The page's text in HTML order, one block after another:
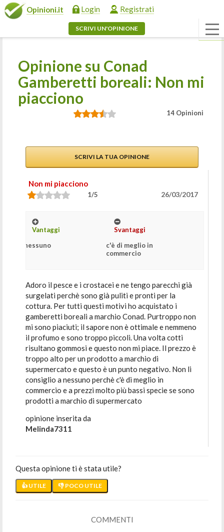
Opinioni.it Login Registrati
SCRIVI UN'OPINIONE
Opinione su Conad
Gamberetti boreali: Non mi
piacciono
14 Opinioni
SCRIVI LA TUA OPINIONE
Non mi piacciono
1/5 26/03/2017
Vantaggi
nessuno
Svantaggi
c'è di meglio in
commercio
Adoro il pesce e i crostacei e ne tengo parecchi già
surgelati perchè sono già puliti e pronti per la
cottura. Per tutti questi motivi ho acquistato i
gamberetti boreali a marchio Conad. Purtroppo non
mi sono piaciuti; il sapore non è ottimale e nemmeno
il profumo e sono troppo piccoli. Una volta cotti
risultano gommosi e questo non mi piace. Il prezzo è
troppo alto per un prodotto a marchio di
supermercato e questo è un punto negativo. Non li
consiglio a nessuno perchè c'è di meglio in
commercio e a prezzi molto più bassi specie se sono
prodotti a marchio di supermercato
opinione inserita da
Melinda7311
Questa opinione ti è stata utile?
👍 UTILE 👎 POCO UTILE
COMMENTI